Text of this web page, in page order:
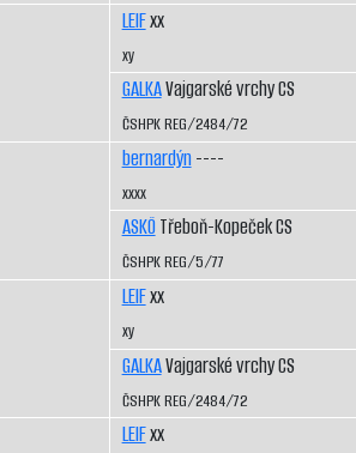
LEIFxx
xy
GALKAVajgarské vrchy CS
ČSHPK REG/2484/72
bernardýn----
xxxx
ASKÖTřeboň-Kopeček CS
ČSHPK REG/5/77
LEIFxx
xy
GALKAVajgarské vrchy CS
ČSHPK REG/2484/72
LEIFxx